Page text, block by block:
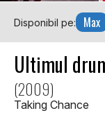
Disponibil pe: Max
Ultimul
(2009)
Taking Chance